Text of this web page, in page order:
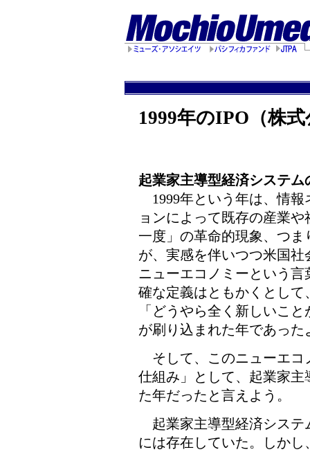
1999年のIPO（株
起業家主導型経済システム
1999年という年は、情報
ョンによって既存の産業
一度」の革命的現象、つ
が、実感を伴いつつ米国
ニューエコノミーという
確な定義はともかくとし
「どうやら全く新しいこ
が刷り込まれた年であった
そして、このニューエコ
仕組み」として、起業家
た年だったと言えよう。
起業家主導型経済システ
には存在していた。しか